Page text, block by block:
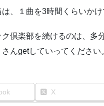
、１曲を3時間くらいかけ
倶楽部を続けるのは、多
んgetしていってください
X